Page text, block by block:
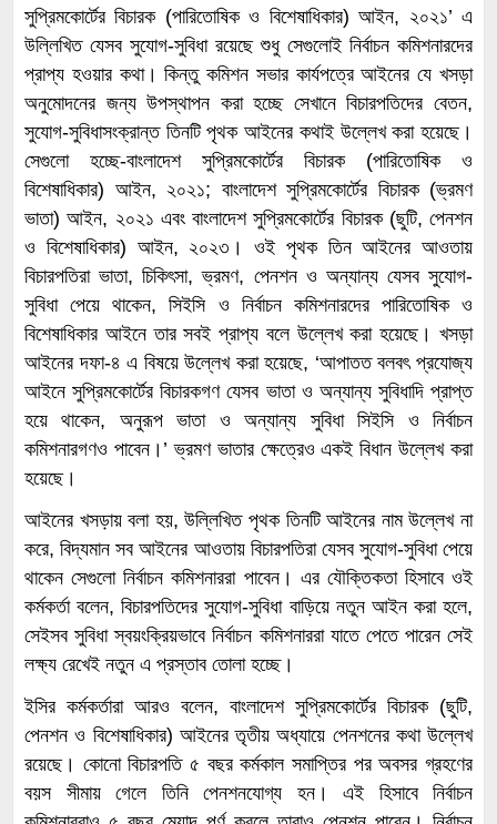
সুপ্রিমকোর্টের বিচারক (পারিতোষিক ও বিশেষাধিকার) আইন, ২০২১’ এ
উল্লিখিত যেসব সুযোগ-সুবিধা রয়েছে শুধু সেগুলোই নির্বাচন কমিশনারদের
প্রাপ্য হওয়ার কথা। কিন্তু কমিশন সভার কার্যপত্রে আইনের যে খসড়া
অনুমোদনের জন্য উপস্থাপন করা হচ্ছে সেখানে বিচারপতিদের বেতন,
সুযোগ-সুবিধাসংক্রান্ত তিনটি পৃথক আইনের কথাই উল্লেখ করা হয়েছে।
সেগুলো হচ্ছে-বাংলাদেশ সুপ্রিমকোর্টের বিচারক (পারিতোষিক ও
বিশেষাধিকার) আইন, ২০২১; বাংলাদেশ সুপ্রিমকোর্টের বিচারক (ভ্রমণ
ভাতা) আইন, ২০২১ এবং বাংলাদেশ সুপ্রিমকোর্টের বিচারক (ছুটি, পেনশন
ও বিশেষাধিকার) আইন, ২০২৩। ওই পৃথক তিন আইনের আওতায়
বিচারপতিরা ভাতা, চিকিৎসা, ভ্রমণ, পেনশন ও অন্যান্য যেসব সুযোগ-
সুবিধা পেয়ে থাকেন, সিইসি ও নির্বাচন কমিশনারদের পারিতোষিক ও
বিশেষাধিকার আইনে তার সবই প্রাপ্য বলে উল্লেখ করা হয়েছে। খসড়া
আইনের দফা-৪ এ বিষয়ে উল্লেখ করা হয়েছে, ‘আপাতত বলবৎ প্রযোজ্য
আইনে সুপ্রিমকোর্টের বিচারকগণ যেসব ভাতা ও অন্যান্য সুবিধাদি প্রাপ্ত
হয়ে থাকেন, অনুরূপ ভাতা ও অন্যান্য সুবিধা সিইসি ও নির্বাচন
কমিশনারগণও পাবেন।’ ভ্রমণ ভাতার ক্ষেত্রেও একই বিধান উল্লেখ করা
হয়েছে।
আইনের খসড়ায় বলা হয়, উল্লিখিত পৃথক তিনটি আইনের নাম উল্লেখ না
করে, বিদ্যমান সব আইনের আওতায় বিচারপতিরা যেসব সুযোগ-সুবিধা পেয়ে
থাকেন সেগুলো নির্বাচন কমিশনাররা পাবেন। এর যৌক্তিকতা হিসাবে ওই
কর্মকর্তা বলেন, বিচারপতিদের সুযোগ-সুবিধা বাড়িয়ে নতুন আইন করা হলে,
সেইসব সুবিধা স্বয়ংক্রিয়ভাবে নির্বাচন কমিশনাররা যাতে পেতে পারেন সেই
লক্ষ্য রেখেই নতুন এ প্রস্তাব তোলা হচ্ছে।
ইসির কর্মকর্তারা আরও বলেন, বাংলাদেশ সুপ্রিমকোর্টের বিচারক (ছুটি,
পেনশন ও বিশেষাধিকার) আইনের তৃতীয় অধ্যায়ে পেনশনের কথা উল্লেখ
রয়েছে। কোনো বিচারপতি ৫ বছর কর্মকাল সমাপ্তির পর অবসর গ্রহণের
বয়স সীমায় গেলে তিনি পেনশনযোগ্য হন। এই হিসাবে নির্বাচন